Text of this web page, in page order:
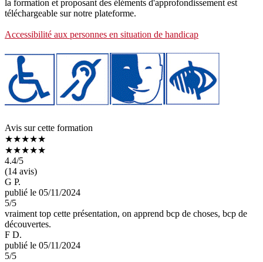
la formation et proposant des éléments d'approfondissement est
téléchargeable sur notre plateforme.
Accessibilité aux personnes en situation de handicap
Avis sur cette formation
★★★★★
★★★★★
4.4/5
(14 avis)
G P.
publié le 05/11/2024
5/5
vraiment top cette présentation, on apprend bcp de choses, bcp de
découvertes.
F D.
publié le 05/11/2024
5/5